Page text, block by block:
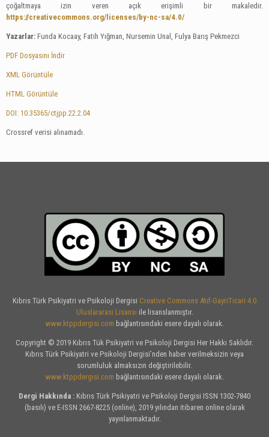
çoğaltmaya izin veren açık erişimli bir makaledir.
https://creativecommons.org/licenses/by-nc-sa/4.0/
Yazarlar: Funda Kocaay, Fatih Yığman, Nursemin Unal, Fulya Barış Pekmezci
PDF Dosyasını İndir
XML Görüntüle
HTML Görüntüle
DOI: 10.35365/ctjpp.22.2.04
Crossref verisi alınamadı.
Kıbrıs Türk Psikiyatri ve Psikoloji Dergisi Creative Commons Atıf-GayriTicari 4.0
Uluslararası Lisansı ile lisanslanmıştır.
www.ktppdergisi.com bağlantısındaki esere dayalı olarak.
Copyright © 2019 Kıbrıs Tük Psikiyatri ve Psikoloji Dergisi Her Hakkı Saklıdır.
Kıbrıs Türk Psikiyatri ve Psikoloji Dergisi’nden haber verilmeksizin veya
sorumluluk almaksızın değiştirilebilir.
www.ktppdergisi.com bağlantısındaki esere dayalı olarak.
Dergi Hakkında : Kıbrıs Türk Psikiyatri ve Psikoloji Dergisi ISSN 1302-7840
(basılı) ve E-ISSN 2667-8225 (online), 2019 yılından itibaren online olarak
yayınlanmaktadır.